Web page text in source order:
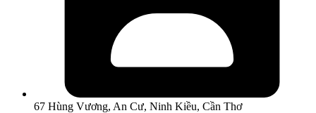
67 Hùng Vương, An Cư, Ninh Kiều, Cần Thơ